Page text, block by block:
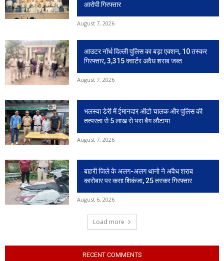
आरोपी गिरफ्तार
August 7, 2026
आउटर नॉर्थ दिल्ली पुलिस का बड़ा एक्शन, 10 तस्कर
गिरफ्तार, 3,315 क्वार्टर अवैध शराब जब्त
August 7, 2026
भलस्वा डेरी में ईमानदार ऑटो चालक और पुलिस की
तत्परता से 5 लाख से भरा बैग लौटाया
August 7, 2026
बाहरी जिले के अलग-अलग थानो ने अवैध शराब
कारोबार पर कसा शिकंजा, 25 तस्कर गिरफ्तार
August 6, 2026
Load more
RECENT COMMENTS